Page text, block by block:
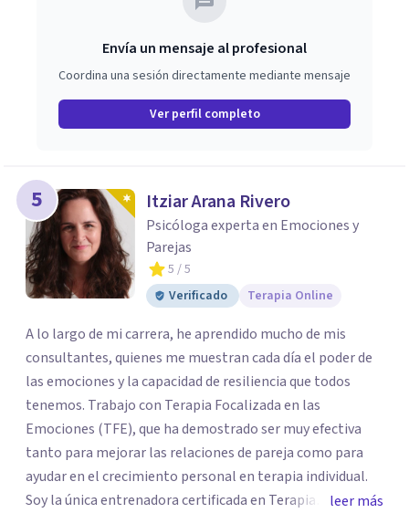
Envía un mensaje al profesional
Coordina una sesión directamente mediante mensaje
Ver perfil completo
5 Itziar Arana Rivero
Psicóloga experta en Emociones y
Parejas
5 / 5
Verificado
Terapia Online
A lo largo de mi carrera, he aprendido mucho de mis
consultantes, quienes me muestran cada día el poder de
las emociones y la capacidad de resiliencia que todos
tenemos. Trabajo con Terapia Focalizada en las
Emociones (TFE), que ha demostrado ser muy efectiva
tanto para mejorar las relaciones de pareja como para
ayudar en el crecimiento personal en terapia individual.
Soy la única entrenadora certificada en Terapia
leer más